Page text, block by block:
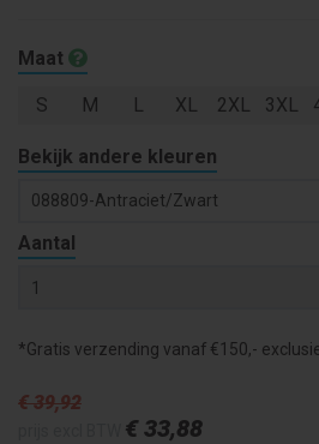
Maat
S M L XL 2XL 3XL
Bekijk andere kleuren
088809-Antraciet/zwart
Aantal
*Gratis verzending vanaf €150,-
€ 39,92
€ 33,88